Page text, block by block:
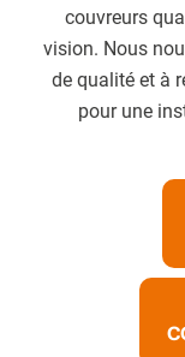
couvreurs
vision. Nous
de qualité et à
pour une